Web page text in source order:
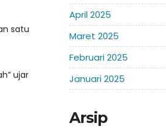
satu
ujar
April 2025
Maret 2025
Februari 2025
Januari 2025
Arsip